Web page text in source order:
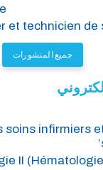
et technicien de
جميع المنشورات
soins infirmiers
II